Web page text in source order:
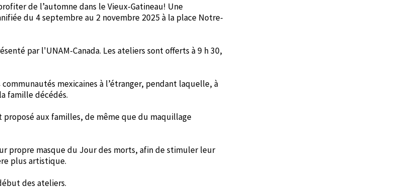
de l’automne dans le Vieux-Gatineau! Une
du 4 septembre au 2 novembre 2025 à la place Notre-
par l'UNAM-Canada. Les ateliers sont offerts à 9 h 30,
mexicaines à l’étranger, pendant laquelle, à
famille décédés.
aux familles, de même que du maquillage
propre masque du Jour des morts, afin de stimuler leur
plus artistique.
des ateliers.